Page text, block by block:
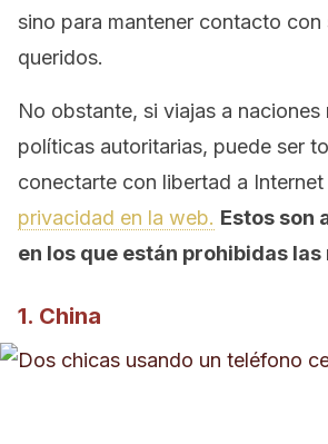
sino para mantener contacto con
queridos.
No obstante, si viajas a naciones
políticas autoritarias, puede ser
conectarte con libertad a Internet
privacidad en la web. Estos son
en los que están prohibidas
1. China